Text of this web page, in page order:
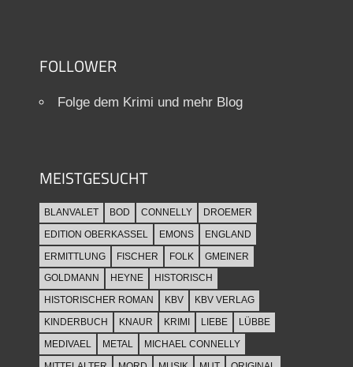
FOLLOWER
Folge dem Krimi und mehr Blog
MEISTGESUCHT
BLANVALET BOD CONNELLY
DROEMER
EDITION OBERKASSEL
EMONS
ENGLAND
ERMITTLUNG
FISCHER FOLK
GMEINER
GOLDMANN
HEYNE
HISTORISCH
HISTORISCHER ROMAN
KBV
KBV VERLAG
KINDERBUCH
KNAUR KRIMI LIEBE
LÜBBE
MEDIVAEL
METAL
MICHAEL CONNELLY